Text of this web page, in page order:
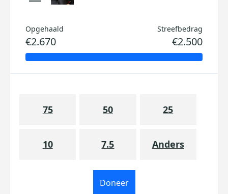
Opgehaald
€2.670
Streefbedrag
€2.500
75 50 25
10 7.5 Anders
Doneer